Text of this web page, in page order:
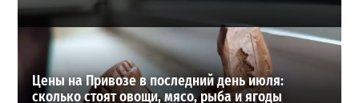
Цены на Привозе в последний день июля:
сколько стоят овощи, мясо, рыба и ягоды